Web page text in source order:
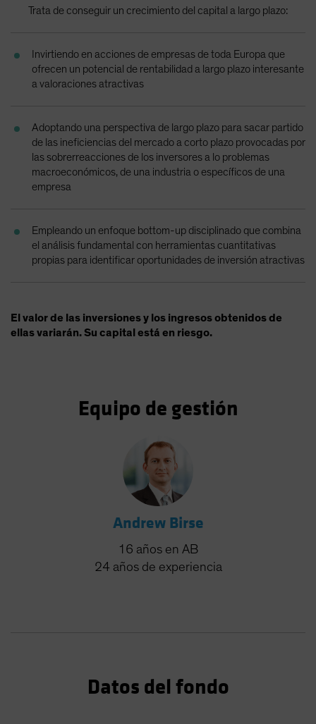
Singapore
Spain
Sweden
UK
United States (US Citizens)
Trata de conseguir un crecimiento del capital a largo plazo:
Invirtiendo en acciones de empresas de toda Europa que
ofrecen un potencial de rentabilidad a largo plazo interesante
a valoraciones atractivas
Adoptando una perspectiva de largo plazo para sacar partido
de las ineficiencias del mercado a corto plazo provocadas por
las sobrerreacciones de los inversores a lo problemas
macroeconómicos, de una industria o específicos de una
empresa
Empleando un enfoque bottom-up disciplinado que combina
el análisis fundamental con herramientas cuantitativas
propias para identificar oportunidades de inversión atractivas
El valor de las inversiones y los ingresos obtenidos de
ellas variarán. Su capital está en riesgo.
Equipo de gestión
Andrew Birse
16 años en AB
24 años de experiencia
Datos del fondo